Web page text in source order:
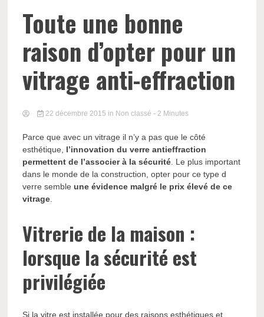
Toute une bonne
raison d’opter pour un
vitrage anti-effraction
22 décembre 2015 in Non classé - 2 Minutes
Parce que avec un vitrage il n’y a pas que le côté
esthétique, l’innovation du verre antieffraction
permettent de l’associer à la sécurité . Le plus important
dans le monde de la construction, opter pour ce type d
verre sembleune évidence malgré le prix élevé de ce
vitrage
Vitrerie de la maison :
lorsque la sécurité est
privilégiée
Si la vitre est installée pour des raisons esthétiques et